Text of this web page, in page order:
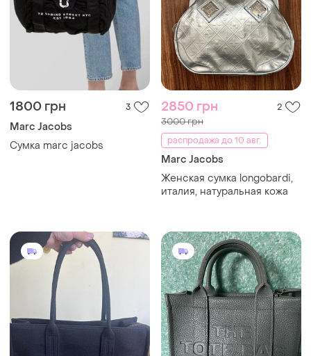
1800 грн 3
Marc Jacobs
Сумка marc jacobs
2850 грн 2
3000 грн
распродажа до 10 авг.
Marc Jacobs
Женская сумка longobardi,
италия, натуральная кожа